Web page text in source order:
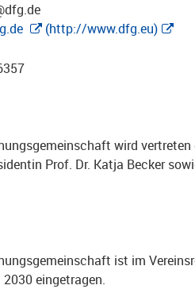
(http://www.dfg.eu)
wird
Prof. Dr. Katja Becker
ist im
eingetragen.